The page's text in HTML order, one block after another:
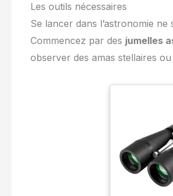
Les outils nécessaires
Se lancer dans l’astronomie
Commencez par des jumelles
observer des amas stellaires